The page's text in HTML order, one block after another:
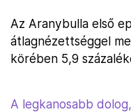
Az Aranybulla első
átlagnézettséggel
körében 5,9
A legkanosabb